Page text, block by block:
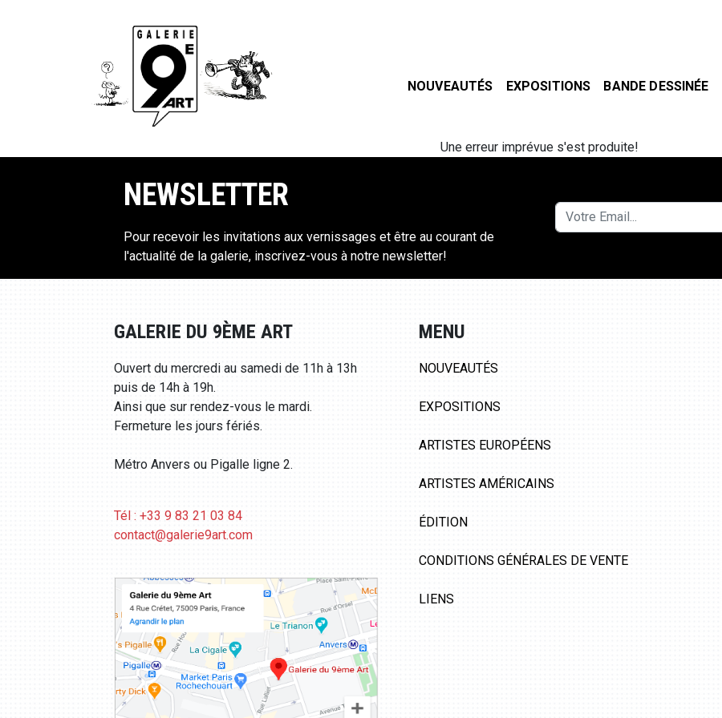
NOUVEAUTÉS EXPOSITIONS BANDE DESSINÉE
Une erreur imprévue s'est produite!
NEWSLETTER
Pour recevoir les invitations aux vernissages et être au courant de
l'actualité de la galerie, inscrivez-vous à notre newsletter!
GALERIE DU 9ÈME ART
Ouvert du mercredi au samedi de 11h à 13h
puis de 14h à 19h.
Ainsi que sur rendez-vous le mardi.
Fermeture les jours fériés.
Métro Anvers ou Pigalle ligne 2.
Tél : +33 9 83 21 03 84
contact@galerie9art.com
MENU
NOUVEAUTÉS
EXPOSITIONS
ARTISTES EUROPÉENS
ARTISTES AMÉRICAINS
ÉDITION
CONDITIONS GÉNÉRALES DE VENTE
LIENS